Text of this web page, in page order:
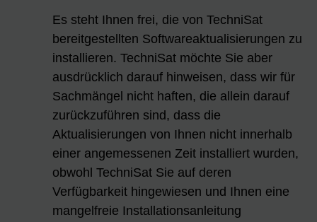
Es steht Ihnen frei, die von TechniSat
bereitgestellten Softwareaktualisierungen zu
installieren. TechniSat möchte Sie aber
ausdrücklich darauf hinweisen, dass wir für
Sachmängel nicht haften, die allein darauf
zurückzuführen sind, dass die
Aktualisierungen von Ihnen nicht innerhalb
einer angemessenen Zeit installiert wurden,
obwohl TechniSat Sie auf deren
Verfügbarkeit hingewiesen und Ihnen eine
mangelfreie Installationsanleitung